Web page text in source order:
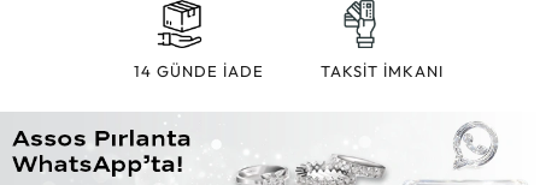
14 GÜNDE İADE TAKSİT İMKANI